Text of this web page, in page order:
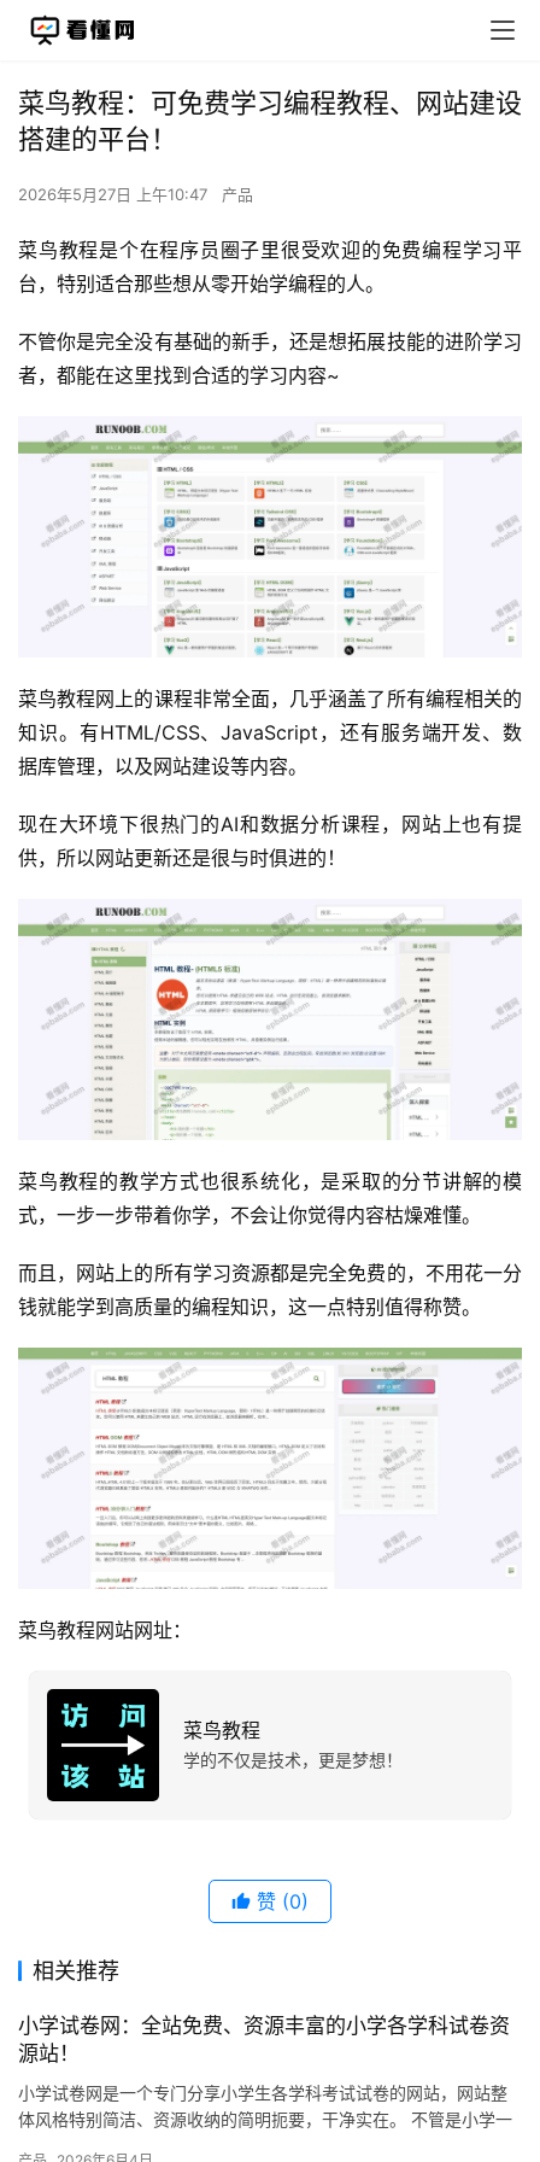
运
营
产
品
菜鸟教程：可免费学习编程教程、网站建设
搭建的平台！
2026年5月27日 上午10:47 产品
菜鸟教程是个在程序员圈子里很受欢迎的免费编程学习平
台，特别适合那些想从零开始学编程的人。
不管你是完全没有基础的新手，还是想拓展技能的进阶学习
者，都能在这里找到合适的学习内容~
菜鸟教程网上的课程非常全面，几乎涵盖了所有编程相关的
知识。有HTML/CSS、JavaScript，还有服务端开发、数
据库管理，以及网站建设等内容。
现在大环境下很热门的AI和数据分析课程，网站上也有提
供，所以网站更新还是很与时俱进的！
菜鸟教程的教学方式也很系统化，是采取的分节讲解的模
式，一步一步带着你学，不会让你觉得内容枯燥难懂。
而且，网站上的所有学习资源都是完全免费的，不用花一分
钱就能学到高质量的编程知识，这一点特别值得称赞。
菜鸟教程网站网址：
菜鸟教程
学的不仅是技术，更是梦想！
赞 (0)
相关推荐
小学试卷网：全站免费、资源丰富的小学各学科试卷资
源站！
小学试卷网是一个专门分享小学生各学科考试试卷的网站，网站整
体风格特别简洁、资源收纳的简明扼要，干净实在。 不管是小学一